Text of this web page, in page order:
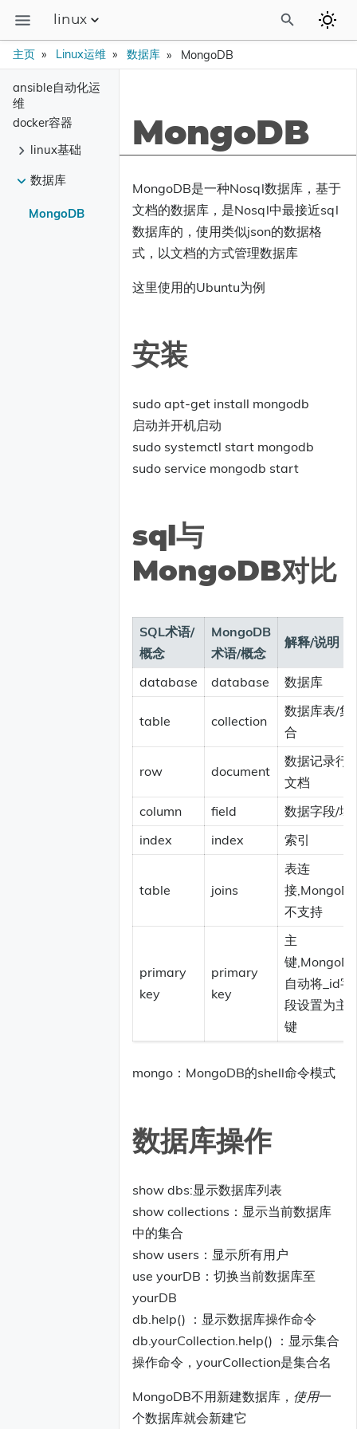
linux
博客
linux运维
camunda流程引擎
camunda中文站
主页 Linux运维 数据库 MongoDB
ansible自动化运
维
docker容器
linux基础
0.debian
0.RHEL
数据库
MongoDB
MongoDB
MongoDB是一种Nosql数据库，基于
文档的数据库，是Nosql中最接近sql
数据库的，使用类似json的数据格
式，以文档的方式管理数据库
这里使用的Ubuntu为例
安装
sudo apt-get install mongodb
启动并开机启动
sudo systemctl start mongodb
sudo service mongodb start
sql与
MongoDB对比
SQL术语/
概念
MongoDB
术语/概念
解释/说明
database database 数据库
table collection
数据库表/集
合
row document
数据记录行/
文档
column
field
数据字段/域
index
index 索引
table joins
表连
接
不支持
primary
key
primary
key
主
键
自动将_id字
段设置为主
键
mongo：MongoDB的shell命令模式
数据库操作
show dbs:显示数据库列表
show collections：显示当前数据库
中的集合
show users：显示所有用户
use yourDB：切换当前数据库至
yourDB
db.help() ：显示数据库操作命令
db.yourCollection.help() ：显示集合
操作命令，yourCollection是集合名
MongoDB不用新建数据库， 使用一
个数据库就会新建它